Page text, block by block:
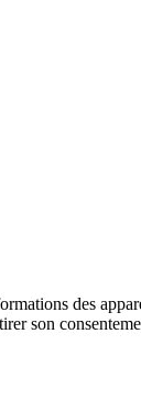
des
son